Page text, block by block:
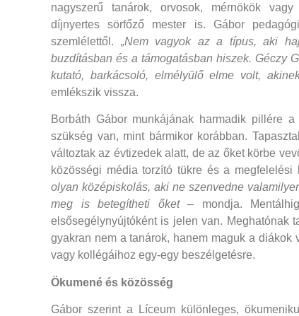
nagyszerű tanárok, orvosok, mérnökök
díjnyertes sörfőző mester is. Gábor
szemlélettől. „Nem vagyok az a típus, aki
buzdításban és a támogatásban hiszek. Géczy
kutató, barkácsoló, elmélyülő elme volt,
emlékszik vissza.
Borbáth Gábor munkájának harmadik pillére
szükség van, mint bármikor korábban.
változtak az évtizedek alatt, de az őket körbe
közösségi média torzító tükre és a
olyan középiskolás, aki ne szenvedne
meg is betegítheti őket– mondja.
elsősegélynyújtóként is jelen van. Meghatónak
gyakran nem a tanárok, hanem maguk a
vagy kollégáihoz egy-egy beszélgetésre.
Ökumené és közösség
Gábor szerint a Líceum különleges,